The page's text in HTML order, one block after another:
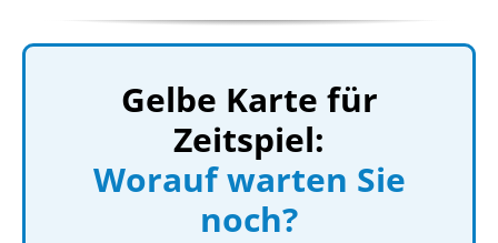
Gelbe Karte für
Zeitspiel:
Worauf warten Sie
noch?